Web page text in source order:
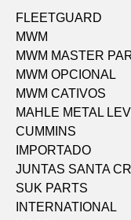
FLEETGUARD
MWM
MWM MASTER
MWM OPCIONAL
MWM CATIVOS
MAHLE METAL
CUMMINS
IMPORTADO
JUNTAS SANTA
SUK PARTS
INTERNATIONAL